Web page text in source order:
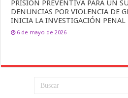
PRISIÓN PREVENTIVA PARA UN
DENUNCIAS POR VIOLENCIA DE
INICIA LA INVESTIGACIÓN PENAL
6 de mayo de 2026